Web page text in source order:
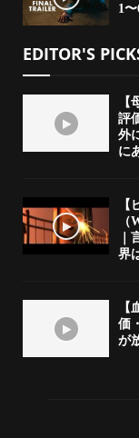
1
EDITOR'S
評
外
に
界
価
が